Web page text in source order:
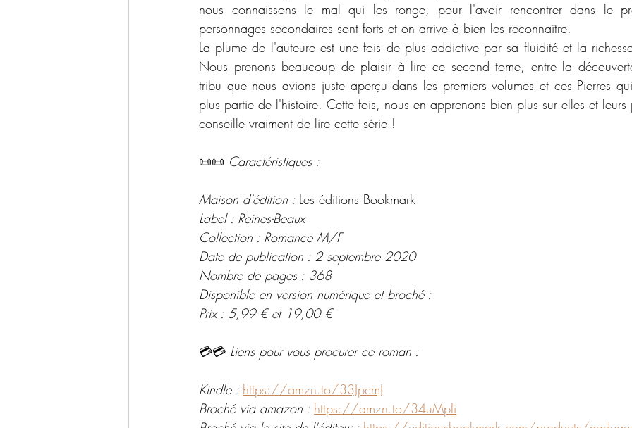
nous connaissons le mal qui les ronge, pour l'avoir rencontrer dans le
personnages secondaires sont forts et on arrive à bien les reconnaître.
La plume de l'auteure est une fois de plus addictive par sa fluidité et la
Nous prenons beaucoup de plaisir à lire ce second tome, entre la
tribu que nous avions juste aperçu dans les premiers volumes et ces Pierres
plus partie de l'histoire. Cette fois, nous en apprenons bien plus sur elles et leurs
conseille vraiment de lire cette série !
📜📜 Caractéristiques :
Maison d'édition : Les éditions Bookmark
Label : Reines-Beaux
Collection : Romance M/F
Date de publication : 2 septembre 2020
Nombre de pages : 368
Disponible en version numérique et broché :
Prix : 5,99 € et 19,00 €
💳💳 Liens pour vous procurer ce roman :
Kindle : https://amzn.to/33JpcmJ
Broché via amazon : https://amzn.to/34uMpIi